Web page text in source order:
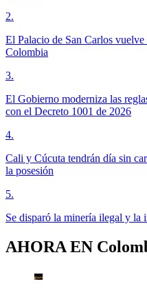
2.
El Palacio de San Carlos vuelve
Colombia
3.
El Gobierno moderniza las
con el Decreto 1001 de 2026
4.
Cali y Cúcuta tendrán día sin
la posesión
5.
Se disparó la minería ilegal y la
AHORA EN